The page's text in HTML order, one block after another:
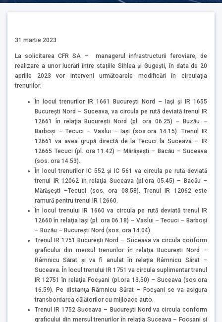
31 martie 2023
La solicitarea CFR SA – managerul infrastructurii feroviare, de
realizare a unor lucrări între stațiile Sihlea și Gugeşti, în data de 20
aprilie 2023 vor interveni următoarele modificări în circulația
trenurilor:
În locul trenurilor IR 1661 Bucureşti Nord – Iaşi şi IR 1655
Bucureşti Nord – Suceava, va circula pe rută deviată trenul IR
12661 în relaţia Bucureşti Nord (pl. ora 06.25) – Buzău –
Barboşi – Tecuci – Vaslui – Iaşi (sos.ora 14.15). Trenul IR
12661 va avea grupă directă de la Tecuci la Suceava – IR
12665 Tecuci (pl. ora 11.42) – Mărăşeşti – Bacău – Suceava
(sos. ora 14.53).
În locul trenurilor IC 552 şi IC 561 va circula pe rută deviată
trenul IR 12062 în relaţia Suceava (pl.ora 05.45) – Bacău –
Mărăşeşti –Tecuci (sos. ora 08.58). Trenul IR 12062 este
ramură pentru trenul IR 12660.
În locul trenului IR 1660 va circula pe rută deviată trenul IR
12660 în relaţia Iaşi (pl. ora 06.18) – Vaslui – Tecuci – Barboşi
– Buzău – Bucureşti Nord (sos. ora 14.04).
Trenul IR 1751 București Nord – Suceava va circula conform
graficului din mersul trenurilor în relaţia București Nord –
Râmnicu Sărat şi va fi anulat în relaţia Râmnicu Sărat –
Suceava. În locul trenului IR 1751 va circula suplimentar trenul
IR 12751 în relaţia Focşani (pl.ora 13.50) – Suceava (sos.ora
16.59). Pe distanţa Râmnicu Sărat – Focşani se va asigura
transbordarea călătorilor cu mijloace auto.
Trenul IR 1752 Suceava – Bucureşti Nord va circula conform
graficului din mersul trenurilor în relaţia Suceava – Focşani şi